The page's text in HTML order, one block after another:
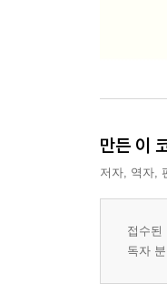
만든 이
저자, 역자,
접수된
독자